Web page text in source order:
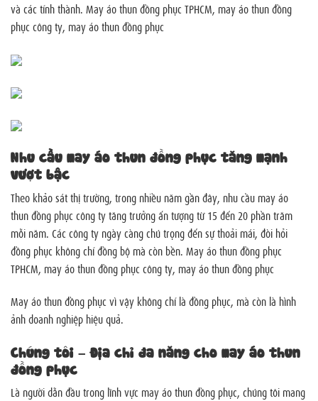
và các tỉnh thành. May áo thun đồng phục TPHCM, may áo thun đồng
phục công ty, may áo thun đồng phục
Nhu cầu may áo thun đồng phục tăng mạnh
vượt bậc
Theo khảo sát thị trường, trong nhiều năm gần đây, nhu cầu may áo
thun đồng phục công ty tăng trưởng ấn tượng từ 15 đến 20 phần trăm
mỗi năm. Các công ty ngày càng chú trọng đến sự thoải mái, đòi hỏi
đồng phục không chỉ đồng bộ mà còn bền. May áo thun đồng phục
TPHCM, may áo thun đồng phục công ty, may áo thun đồng phục
May áo thun đồng phục vì vậy không chỉ là đồng phục, mà còn là hình
ảnh doanh nghiệp hiệu quả.
Chúng tôi – Địa chỉ đa năng cho may áo thun
đồng phục
Là người dẫn đầu trong lĩnh vực may áo thun đồng phục, chúng tôi mang